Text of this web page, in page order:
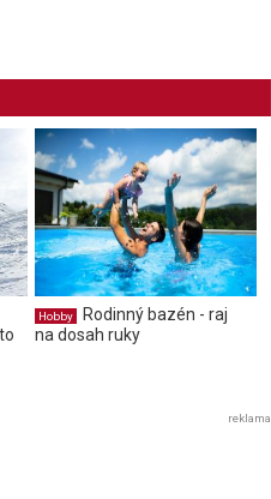
Hobby
Rodinný bazén - raj
na dosah ruky
reklama